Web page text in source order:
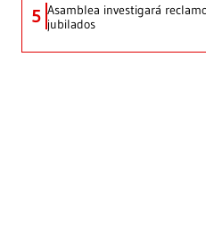
5 Asamblea investigará
jubilados